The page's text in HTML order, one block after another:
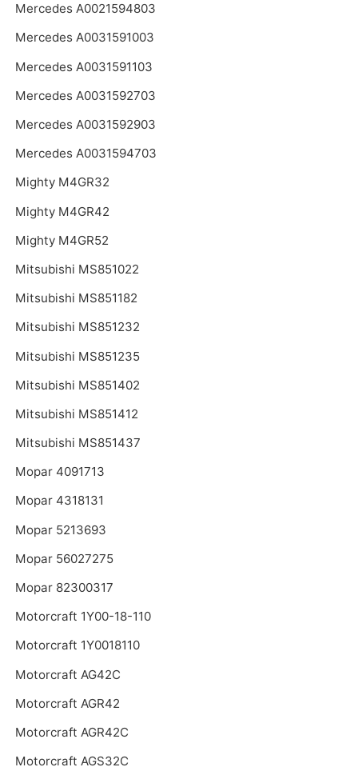
Mercedes A0021594803
Mercedes A0031591003
Mercedes A0031591103
Mercedes A0031592703
Mercedes A0031592903
Mercedes A0031594703
Mighty M4GR32
Mighty M4GR42
Mighty M4GR52
Mitsubishi MS851022
Mitsubishi MS851182
Mitsubishi MS851232
Mitsubishi MS851235
Mitsubishi MS851402
Mitsubishi MS851412
Mitsubishi MS851437
Mopar 4091713
Mopar 4318131
Mopar 5213693
Mopar 56027275
Mopar 82300317
Motorcraft 1Y00-18-110
Motorcraft 1Y0018110
Motorcraft AG42C
Motorcraft AGR42
Motorcraft AGR42C
Motorcraft AGS32C